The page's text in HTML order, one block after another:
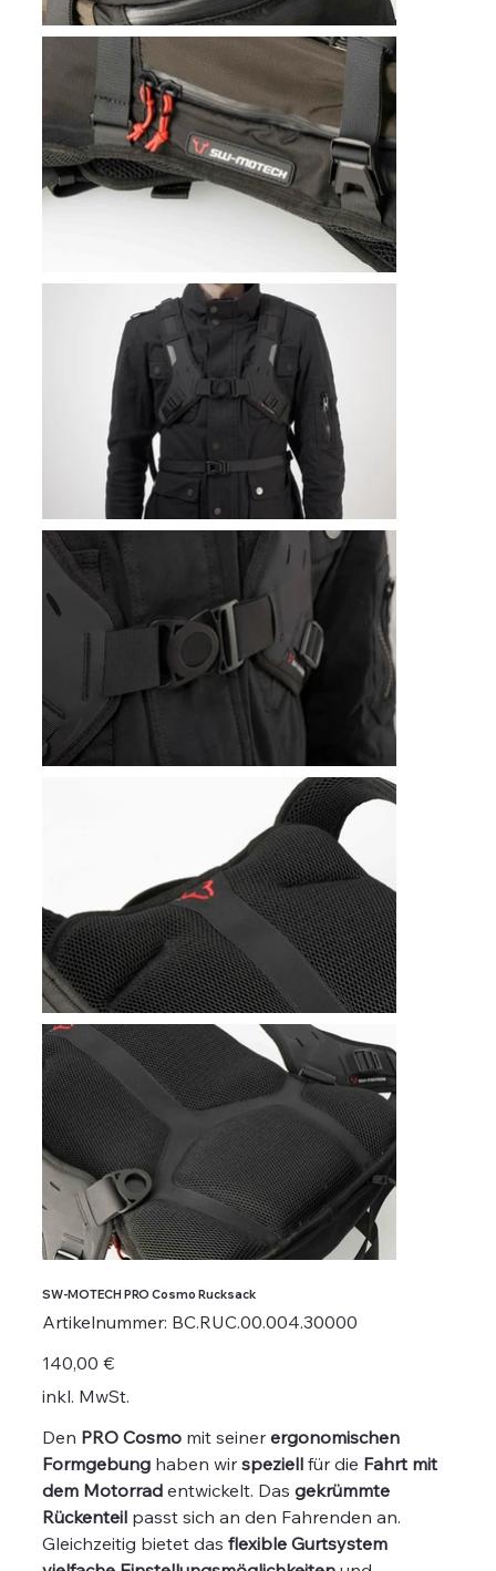
SW-MOTECH PRO Cosmo Rucksack
Artikelnummer: Artikelnummer:
BC.RUC.00.004.30000
BC.RUC.00.004.30000
Preis
140,00 €
inkl. MwSt.
Den PRO Cosmo mit seinerergonomischen
Formgebung haben wirspeziell für die Fahrt mit
dem Motorrad entwickelt. Dasgekrümmte
Rückenteil passt sich an den Fahrenden an.
Gleichzeitig bietet dasflexible Gurtsystem